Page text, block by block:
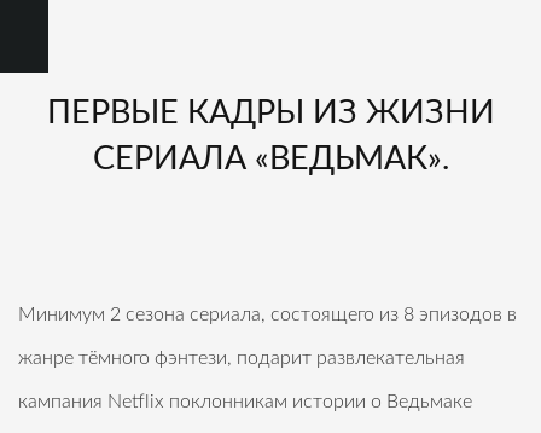
ПЕРВЫЕ КАДРЫ ИЗ ЖИЗНИ
СЕРИАЛА «ВЕДЬМАК».
Минимум 2 сезона сериала, состоящего из 8 эпизодов в
жанре тёмного фэнтези, подарит развлекательная
кампания Netflix поклонникам истории о Ведьмаке